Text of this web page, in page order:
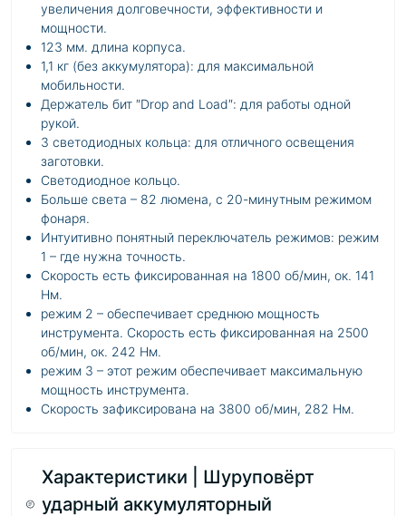
увеличения долговечности, эффективности и
мощности.
123 мм. длина корпуса.
1,1 кг (без аккумулятора): для максимальной
мобильности.
Держатель бит ″Drop and Load″: для работы одной
рукой.
3 светодиодных кольца: для отличного освещения
заготовки.
Светодиодное кольцо.
Больше света – 82 люмена, с 20-минутным режимом
фонаря.
Интуитивно понятный переключатель режимов: режим
1 – где нужна точность.
Скорость есть фиксированная на 1800 об/мин, ок. 141
Нм.
режим 2 – обеспечивает среднюю мощность
инструмента. Скорость есть фиксированная на 2500
об/мин, ок. 242 Нм.
режим 3 – этот режим обеспечивает максимальную
мощность инструмента.
Скорость зафиксирована на 3800 об/мин, 282 Нм.
Характеристики | Шуруповёрт
ударный аккумуляторный